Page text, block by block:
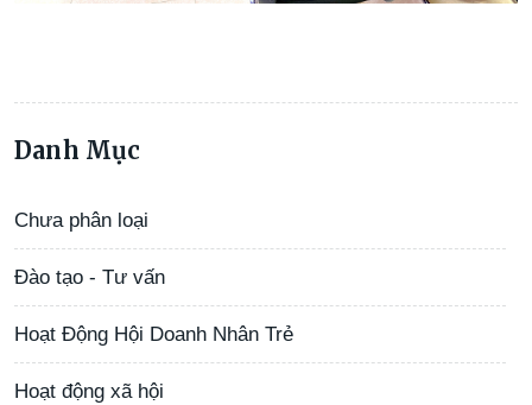
Danh Mục
Chưa phân loại
Đào tạo - Tư vấn
Hoạt Động Hội Doanh Nhân Trẻ
Hoạt động xã hội